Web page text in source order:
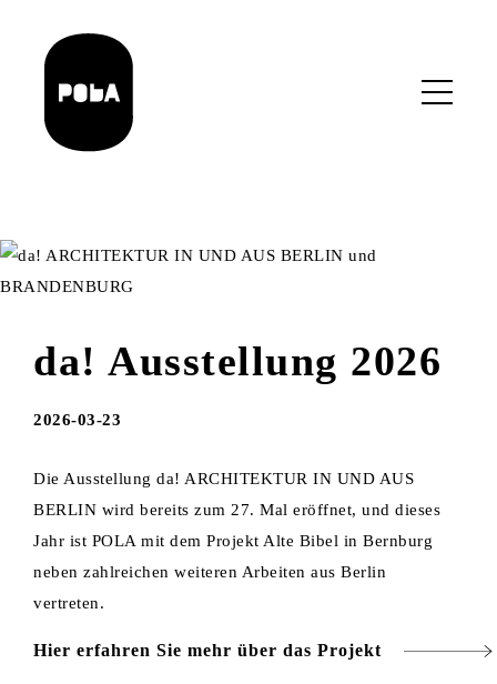
content
da! Ausstellung 2026
2026-03-23
Die Ausstellung da! ARCHITEKTUR IN UND AUS
BERLIN wird bereits zum 27. Mal eröffnet, und dieses
Jahr ist POLA mit dem Projekt Alte Bibel in Bernburg
neben zahlreichen weiteren Arbeiten aus Berlin
vertreten.
Hier erfahren Sie mehr über das Projekt